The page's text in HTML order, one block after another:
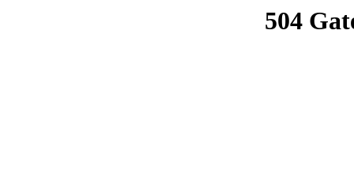
504